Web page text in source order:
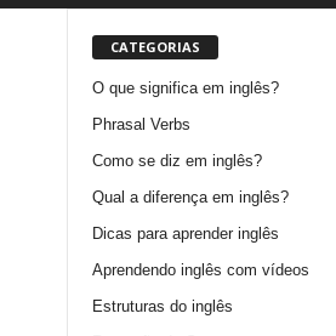
CATEGORIAS
O que significa em inglês?
Phrasal Verbs
Como se diz em inglês?
Qual a diferença em inglês?
Dicas para aprender inglês
Aprendendo inglês com vídeos
Estruturas do inglês